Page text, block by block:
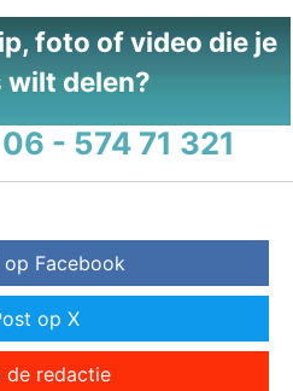
foto of video die je
wilt delen?
06 - 574 71 321
op Facebook
op X
de redactie